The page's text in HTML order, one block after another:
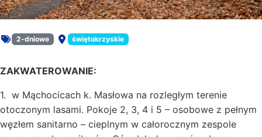
Rodzaj oferty:
2-dniowe
Miejsce:
świętokrzyskie
ZAKWATEROWANIE:
1. w Mąchocicach k. Masłowa na rozległym terenie
otoczonym lasami. Pokoje 2, 3, 4 i 5 – osobowe z pełnym
węzłem sanitarno – cieplnym w całorocznym zespole